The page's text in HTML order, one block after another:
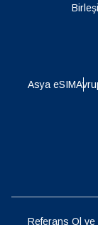
Asya eSIM
Referans Ol ve